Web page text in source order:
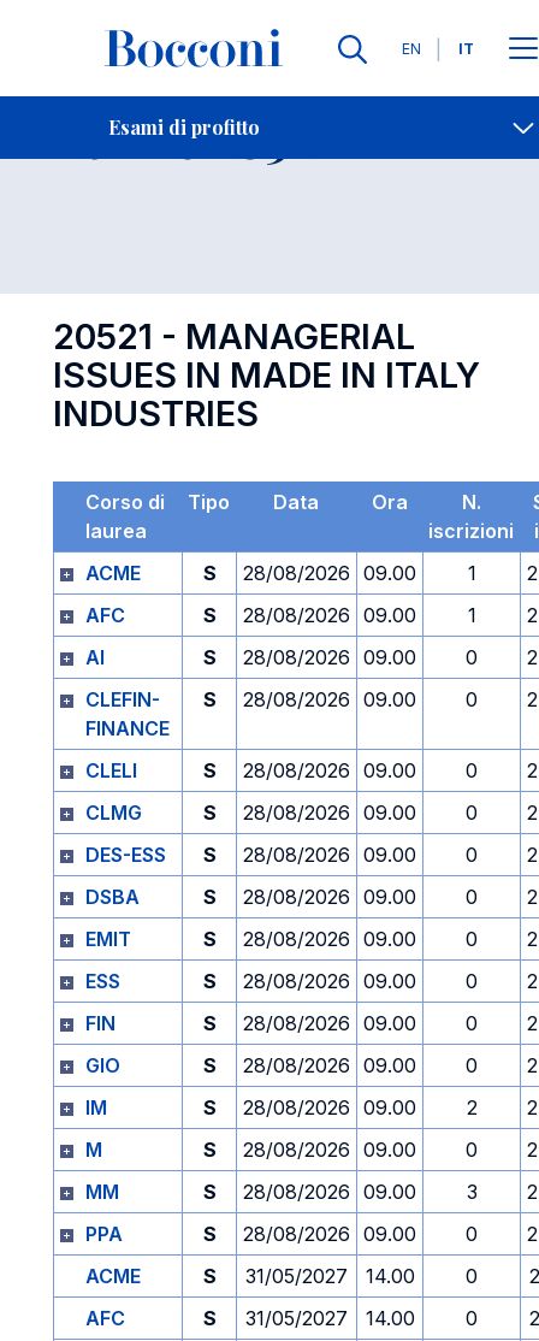
Lingue
EN IT
Esami di profitto
Contatti
Esame 20521 Open
20521 - MANAGERIAL
ISSUES IN MADE IN ITALY
INDUSTRIES
Corso di
laurea
Tipo Data Ora
N.
iscrizioni
ACME
S 28/08/2026 09.00 1
AFC
S 28/08/2026 09.00 1
AI
S 28/08/2026 09.00 0
CLEFIN-
FINANCE
S 28/08/2026 09.00 0
CLELI S 28/08/2026 09.00 0
CLMG
S 28/08/2026 09.00 0
DES-ESS
S 28/08/2026 09.00 0
DSBA
S 28/08/2026 09.00 0
EMIT
S 28/08/2026 09.00 0
ESS
S 28/08/2026 09.00 0
FIN
S 28/08/2026 09.00 0
GIO
S 28/08/2026 09.00 0
IM
S 28/08/2026 09.00 2
M
S 28/08/2026 09.00 0
MM
S 28/08/2026 09.00 3
PPA
S 28/08/2026 09.00 0
ACME
S 31/05/2027 14.00 0
AFC
S 31/05/2027 14.00 0